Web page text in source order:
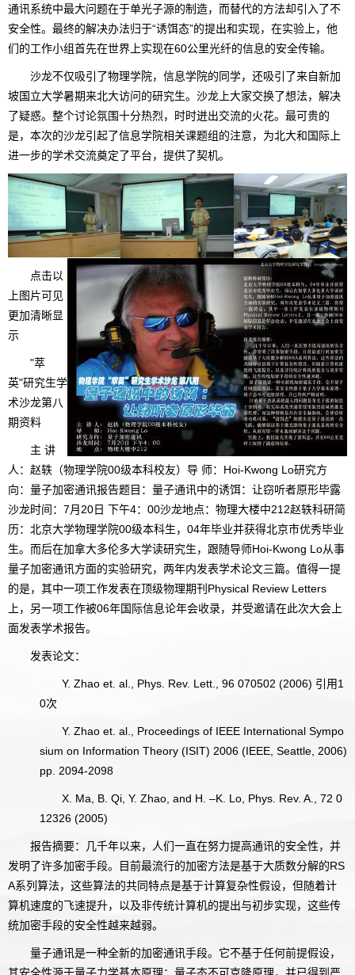
通讯系统中最大问题在于单光子源的制造，而替代的方法却引入了不
安全性。最终的解决办法归于“诱饵态”的提出和实现，在实验上，他
们的工作小组首先在世界上实现在60公里光纤的信息的安全传输。
沙龙不仅吸引了物理学院，信息学院的同学，还吸引了来自新加
坡国立大学暑期来北大访问的研究生。沙龙上大家交换了想法，解决
了疑惑。整个讨论氛围十分热烈，时时迸出交流的火花。最可贵的
是，本次的沙龙引起了信息学院相关课题组的注意，为北大和国际上
进一步的学术交流奠定了平台，提供了契机。
点击以
上图片可见
更加清晰显
示
"萃
英"研究生学
术沙龙第八
期资料
主 讲
人：赵轶（物理学院00级本科校友）导 师：Hoi-Kwong Lo研究方
向：量子加密通讯报告题目：量子通讯中的诱饵：让窃听者原形毕露
沙龙时间：7月20日 下午4：00沙龙地点：物理大楼中212赵轶科研简
历：北京大学物理学院00级本科生，04年毕业并获得北京市优秀毕业
生。而后在加拿大多伦多大学读研究生，跟随导师Hoi-Kwong Lo从事
量子加密通讯方面的实验研究，两年内发表学术论文三篇。值得一提
的是，其中一项工作发表在顶级物理期刊Physical Review Letters
上，另一项工作被06年国际信息论年会收录，并受邀请在此次大会上
面发表学术报告。
发表论文：
Y. Zhao et. al., Phys. Rev. Lett., 96 070502 (2006) 引用1
0次
Y. Zhao et. al., Proceedings of IEEE International Sympo
sium on Information Theory (ISIT) 2006 (IEEE, Seattle, 2006)
pp. 2094-2098
X. Ma, B. Qi, Y. Zhao, and H. –K. Lo, Phys. Rev. A., 72 0
12326 (2005)
报告摘要：几千年以来，人们一直在努力提高通讯的安全性，并
发明了许多加密手段。目前最流行的加密方法是基于大质数分解的RS
A系列算法，这些算法的共同特点是基于计算复杂性假设，但随着计
算机速度的飞速提升，以及非传统计算机的提出与初步实现，这些传
统加密手段的安全性越来越弱。
量子通讯是一种全新的加密通讯手段。它不基于任何前提假设，
其安全性源于量子力学基本原理：量子态不可克隆原理，并已得到严